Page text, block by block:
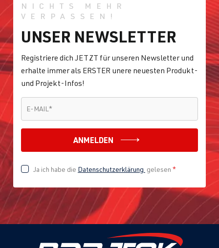
NICHTS MEHR
VERPASSEN!
UNSER NEWSLETTER
Registriere dich JETZT für unseren Newsletter und
erhalte immer als ERSTER unere neuesten Produkt-
und Projekt-Infos!
E-MAIL *
ANMELDEN
Ja ich habe die Datenschutzerklärung gelesen *